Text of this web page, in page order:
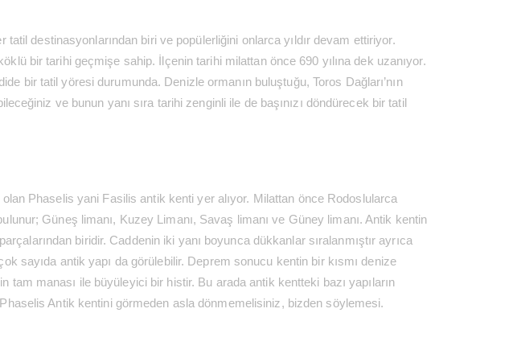
tatil destinasyonlarından biri ve popülerliğini onlarca yıldır devam ettiriyor.
bir tarihi geçmişe sahip. İlçenin tarihi milattan önce 690 yılına dek uzanıyor.
bir tatil yöresi durumunda. Denizle ormanın buluştuğu, Toros Dağları’nın
ve bunun yanı sıra tarihi zenginli ile de başınızı döndürecek bir tatil
Phaselis yani Fasilis antik kenti yer alıyor. Milattan önce Rodoslularca
Güneş limanı, Kuzey Limanı, Savaş limanı ve Güney limanı. Antik kentin
biridir. Caddenin iki yanı boyunca dükkanlar sıralanmıştır ayrıca
sayıda antik yapı da görülebilir. Deprem sonucu kentin bir kısmı denize
tam manası ile büyüleyici bir histir. Bu arada antik kentteki bazı yapıların
Antik kentini görmeden asla dönmemelisiniz, bizden söylemesi.